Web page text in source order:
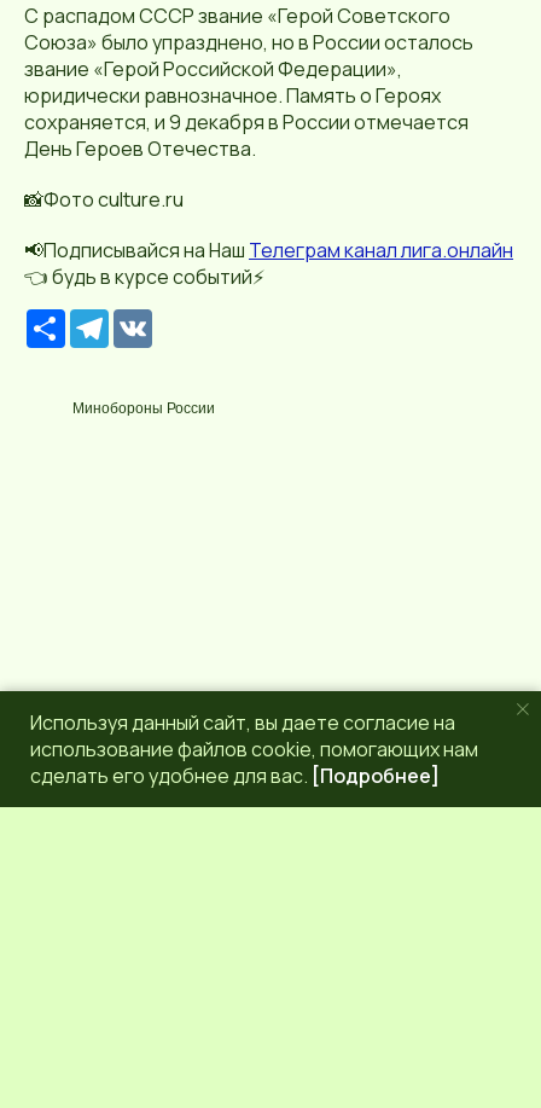
С распадом СССР звание «Герой Советского
Союза» было упразднено, но в России осталось
звание «Герой Российской Федерации»,
юридически равнозначное. Память о Героях
сохраняется, и 9 декабря в России отмечается
День Героев Отечества.
📸Фото culture.ru
📢Подписывайся на Наш Телеграм канал лига.онлайн
👈 будь в курсе событий⚡️
Р
е
р
с
T
e
g
r
Минобороны России
Используя данный сайт, вы даете согласие на
использование файлов cookie, помогающих нам
сделать его удобнее для вас. [Подробнее]